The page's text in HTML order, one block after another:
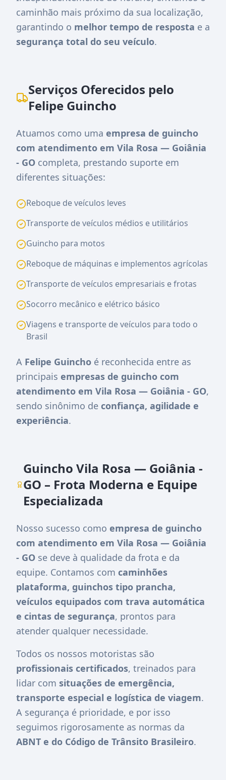
caminhão mais próximo da sua localização,
garantindo o melhor tempo de resposta e a
segurança total do seu veículo.
Serviços Oferecidos pelo
Felipe Guincho
Atuamos como uma empresa de guincho
com atendimento em Vila Rosa — Goiânia
- GO completa, prestando suporte em
diferentes situações:
Reboque de veículos leves
Transporte de veículos médios e utilitários
Guincho para motos
Reboque de máquinas e implementos agrícolas
Transporte de veículos empresariais e frotas
Socorro mecânico e elétrico básico
Viagens e transporte de veículos para todo o
Brasil
A Felipe Guincho é reconhecida entre as
principais empresas de guincho com
atendimento em Vila Rosa — Goiânia - GO,
sendo sinônimo de confiança, agilidade e
experiência.
Guincho Vila Rosa — Goiânia -
GO – Frota Moderna e Equipe
Especializada
Nosso sucesso como empresa de guincho
com atendimento em Vila Rosa — Goiânia
- GO se deve à qualidade da frota e da
equipe. Contamos com caminhões
plataforma, guinchos tipo prancha,
veículos equipados com trava automática
e cintas de segurança, prontos para
atender qualquer necessidade.
Todos os nossos motoristas são
profissionais certificados, treinados para
lidar com situações de emergência,
transporte especial e logística de viagem.
A segurança é prioridade, e por isso
seguimos rigorosamente as normas da
ABNT e do Código de Trânsito Brasileiro.